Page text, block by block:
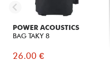
POWER ACOUSTICS
BAG TAKY 8
26.00 €